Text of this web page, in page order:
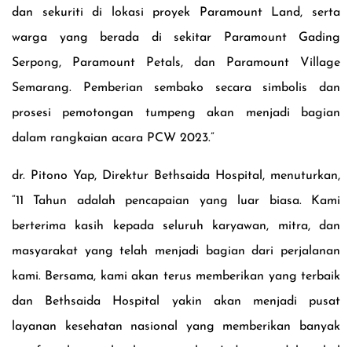
dan sekuritidi lokasi proyek
Paramount Land, serta
warga yang berada di sekitar Paramount Gading
Serpong, Paramount Petals, dan Paramount Village
Semarang. Pemberian sembako secara simbolis dan
prosesi pemotongan tumpeng akan menjadi bagian
dalam rangkaian acara PCW 2023.”
dr. Pitono Yap, Direktur Bethsaida Hospital, menuturkan,
“11 Tahun adalah pencapaian yang luar biasa. Kami
berterima kasih kepada seluruh karyawan, mitra, dan
masyarakat yang telah menjadi bagian dari perjalanan
kami. Bersama, kami akan terus memberikan yang terbaik
dan Bethsaida Hospital yakin akan menjadi pusat
layanan kesehatan nasional yang memberikan banyak